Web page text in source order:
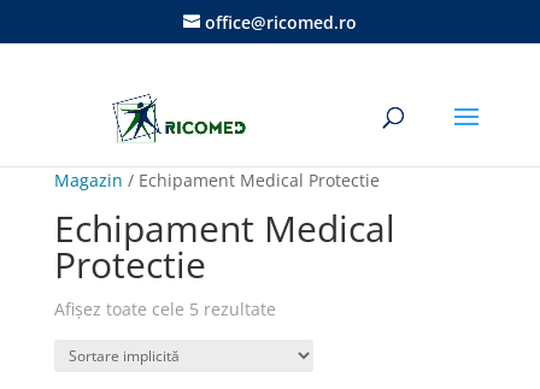
office@ricomed.ro
Magazin / Echipament Medical Protectie
Echipament Medical
Protectie
Afișez toate cele 5 rezultate